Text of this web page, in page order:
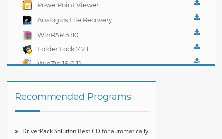
PowerPoint Viewer
14.0.4
Auslogics File Recovery
3.4
WinRAR 5.80
Folder Lock 7.2.1
WinZip 19.0.11
Recommended Programs
DriverPack Solution Best CD for automatically